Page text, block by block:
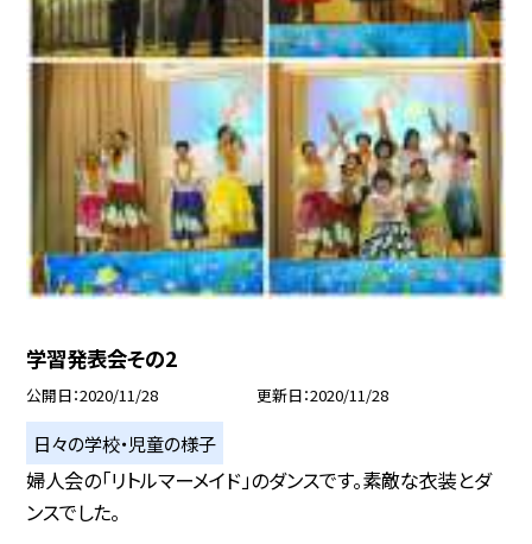
学習発表会その2
公開日 2020/11/28 更新日 2020/11/28
日々の学校・児童の様子
婦人会の「リトルマーメイド」のダンスです。素敵な衣装とダ
ンスでした。